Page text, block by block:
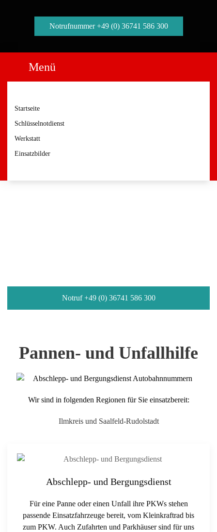
Notrufnummer +49 (0) 36741 586 300
Menü
Startseite
Schlüsselnotdienst
Werkstatt
Einsatzbilder
Notruf +49 (0) 36741 586 300
Pannen- und Unfallhilfe
Wir sind in folgenden Regionen für Sie einsatzbereit:
Ilmkreis und Saalfeld-Rudolstadt
Abschlepp- und Bergungsdienst
Für eine Panne oder einen Unfall ihre PKWs stehen
passende Einsatzfahrzeuge bereit, vom Kleinkraftrad bis
zum PKW. Auch Zufahrten und Parkhäuser sind für uns